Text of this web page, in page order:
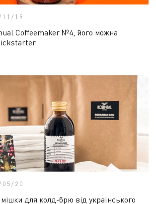
11/19
Coffeemaker №4, його можна
05/20
для колд-брю від українського